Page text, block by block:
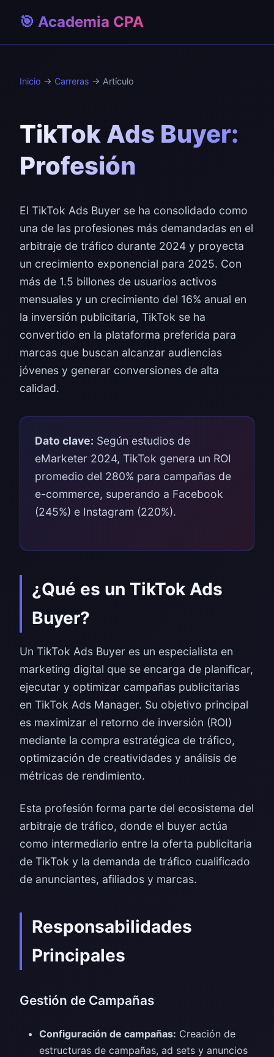
🎯 Academia CPA
Inicio → Carreras → Artículo
TikTok Ads Buyer:
Profesión
El TikTok Ads Buyer se ha consolidado como
una de las profesiones más demandadas en el
arbitraje de tráfico durante 2024 y proyecta
un crecimiento exponencial para 2025. Con
más de 1.5 billones de usuarios activos
mensuales y un crecimiento del 16% anual en
la inversión publicitaria, TikTok se ha
convertido en la plataforma preferida para
marcas que buscan alcanzar audiencias
jóvenes y generar conversiones de alta
calidad.
Dato clave: Según estudios de
eMarketer 2024, TikTok genera un ROI
promedio del 280% para campañas de
e-commerce, superando a Facebook
(245%) e Instagram (220%).
¿Qué es un TikTok Ads
Buyer?
Un TikTok Ads Buyer es un especialista en
marketing digital que se encarga de planificar,
ejecutar y optimizar campañas publicitarias
en TikTok Ads Manager. Su objetivo principal
es maximizar el retorno de inversión (ROI)
mediante la compra estratégica de tráfico,
optimización de creatividades y análisis de
métricas de rendimiento.
Esta profesión forma parte del ecosistema del
arbitraje de tráfico, donde el buyer actúa
como intermediario entre la oferta publicitaria
de TikTok y la demanda de tráfico cualificado
de anunciantes, afiliados y marcas.
Responsabilidades
Principales
Gestión de Campañas
Configuración de campañas: Creación de
estructuras de campañas, ad sets y anuncios